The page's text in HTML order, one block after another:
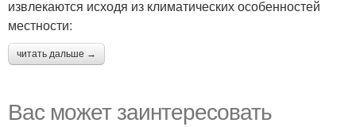
извлекаются исходя из климатических особенностей
местности:
читать дальше →
Вас может заинтересовать